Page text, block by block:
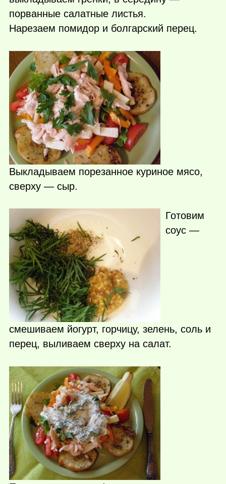
порванные салатные листья.
Нарезаем помидор и болгарский перец.
Выкладываем порезанное куриное мясо,
сверху — сыр.
Готовим
соус —
смешиваем йогурт, горчицу, зелень, соль и
перец, выливаем сверху на салат.